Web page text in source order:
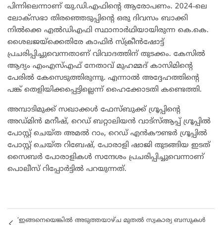
പിന്നിലെന്നാണ് യു.ഡി.എഫിന്റെ ആരോപണം. 2024-ലെ
ലോക്സഭാ തിരഞ്ഞെടുപ്പിന്റെ ഒരു ദിവസം ബാക്കി
നിൽക്കെ എൽഡിഎഫി സ്ഥാനാർഥിയായിരുന്ന കെ.കെ.
ശൈലജയ്‌ക്കെതിരേ കാഫിർ സ്‌ക്രീൻഷോട്ട്
പ്രചരിപ്പിച്ചുവെന്നതാണ് വിവാദത്തിന് തുടക്കം. കേസിൽ
ആദ്യം എംഎസ്എഫ് നേതാവ് മുഹമ്മദ് കാസിമിന്റെ
പേരിൽ കേസെടുത്തിരുന്നു. എന്നാൽ അദ്ദേഹത്തിന്റെ
പങ്ക് തെളിയിക്കപ്പെട്ടില്ലെന്ന് ഹൈക്കോടതി കണ്ടെത്തി.
അമ്പാടിമുക്ക് സഖാക്കൾ ഫേസ്ബുക്ക് ഗ്രൂപ്പിന്റെ
അഡ്മിൻ മനീഷ്, റെഡ് ബറ്റാലിയൻ വാട്സ്ആപ്പ്‌ ഗ്രൂപ്പിൽ
പോസ്റ്റ് ചെയ്ത അമൽ റാം, റെഡ് എൻകൗണ്ടർ ഗ്രൂപ്പിൽ
പോസ്റ്റ് ചെയ്ത റിബേഷ്, പോരാളി ഷാജി തുടങ്ങിയ ഇടത്
സൈബർ പോരാളികൾ സന്ദേശം പ്രചരിപ്പിച്ചുവെന്നാണ്
പൊലീസ് റിപ്പോർട്ടിൽ പറയുന്നത്.
‘ഇങ്ങനെയെങ്കിൽ അടുത്തയാഴ്ച മുതൽ സ്വകാര്യ ബസുകൾ